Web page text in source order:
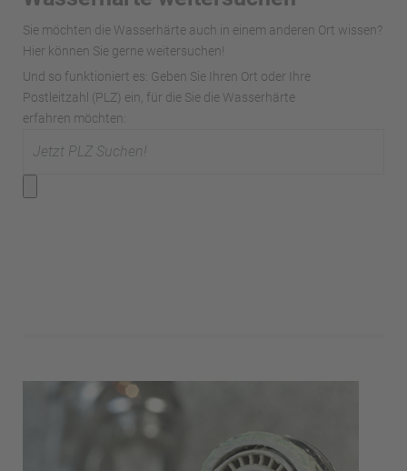
Sie möchten die Wasserhärte auch in einem anderen Ort wissen?
Hier können Sie gerne weitersuchen!
Und so funktioniert es: Geben Sie Ihren Ort oder Ihre
Postleitzahl (PLZ) ein, für die Sie die Wasserhärte
erfahren möchten: